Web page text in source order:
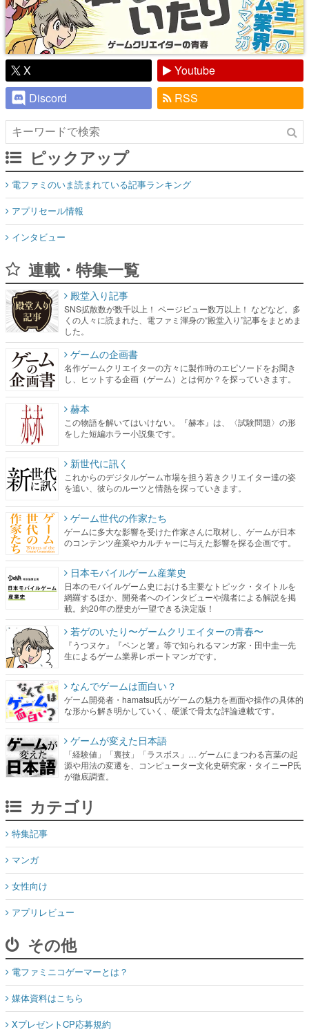
X
Youtube
Discord
RSS
ピックアップ
電ファミのいま読まれている記事ランキング
アプリセール情報
インタビュー
連載・特集一覧
殿堂入り記事
SNS拡散数が数千以上！ ページビュー数万以上！ などなど。多
くの人々に読まれた、電ファミ渾身の“殿堂入り”記事をまとめま
した。
ゲームの企画書
名作ゲームクリエイターの方々に製作時のエピソードをお聞き
し、ヒットする企画（ゲーム）とは何か？を探っていきます。
赫本
この物語を解いてはいけない。『赫本』は、〈試験問題〉の形
をした短編ホラー小説集です。
新世代に訊く
これからのデジタルゲーム市場を担う若きクリエイター達の姿
を追い、彼らのルーツと情熱を探っていきます。
ゲーム世代の作家たち
ゲームに多大な影響を受けた作家さんに取材し、ゲームが日本
のコンテンツ産業やカルチャーに与えた影響を探る企画です。
日本モバイルゲーム産業史
日本のモバイルゲーム史における主要なトピック・タイトルを
網羅するほか、開発者へのインタビューや識者による解説を掲
載。約20年の歴史が一望できる決定版！
若ゲのいたり〜ゲームクリエイターの青春〜
『うつヌケ』『ペンと箸』等で知られるマンガ家・田中圭一先
生によるゲーム業界レポートマンガです。
なんでゲームは面白い？
ゲーム開発者・hamatsu氏がゲームの魅力を画面や操作の具体的
な形から解き明かしていく、硬派で骨太な評論連載です。
ゲームが変えた日本語
「経験値」「裏技」「ラスボス」… ゲームにまつわる言葉の起
源や用法の変遷を、コンピューター文化史研究家・タイニーP氏
が徹底調査。
カテゴリ
特集記事
マンガ
女性向け
アプリレビュー
その他
電ファミニコゲーマーとは？
媒体資料はこちら
XプレゼントCP応募規約